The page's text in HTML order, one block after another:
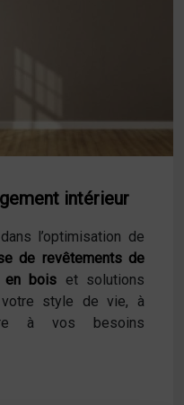
intérieur
l’optimisation de
de revêtements de
en bois et solutions
votre style de vie, à
à vos besoins